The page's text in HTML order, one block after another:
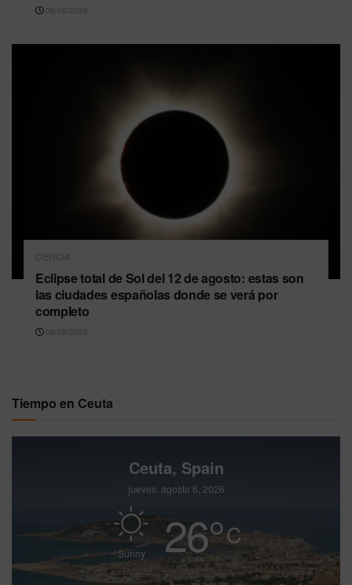
06/08/2026
CIENCIA
Eclipse total de Sol del 12 de agosto: estas son
las ciudades españolas donde se verá por
completo
06/08/2026
Tiempo en Ceuta
Ceuta, Spain
jueves, agosto 6, 2026
Sunny 26°C